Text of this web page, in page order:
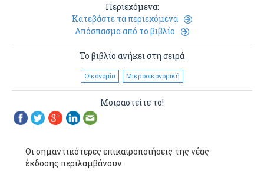
Περιεχόμενα:
Κατεβάστε τα περιεχόμενα
Απόσπασμα από το βιβλίο
Το βιβλίο ανήκει στη σειρά
Οικονομία Μικροοικονομική
Μοιραστείτε το!
Οι σημαντικότερες επικαιροποιήσεις της νέας
έκδοσης περιλαμβάνουν: